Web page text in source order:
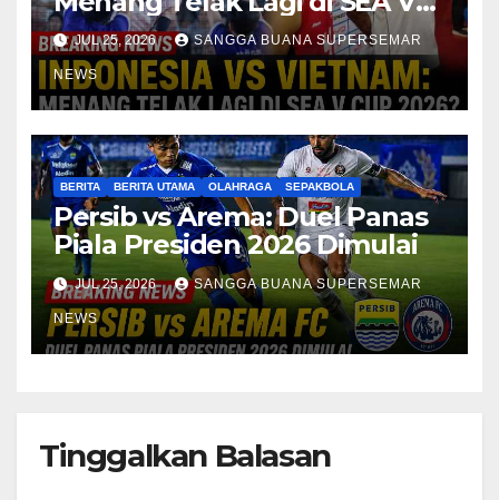
Cup 2026?
JUL 25, 2026 SANGGA BUANA SUPERSEMAR
NEWS
BERITA BERITA UTAMA OLAHRAGA SEPAKBOLA
Persib vs Arema: Duel Panas
Piala Presiden 2026 Dimulai
JUL 25, 2026 SANGGA BUANA SUPERSEMAR
NEWS
Tinggalkan Balasan